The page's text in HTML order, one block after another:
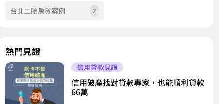
台北二胎房貸案例 2
熱門見證
信用貸款見證
信用破產找對貸款專家，也能順利貸款
66萬